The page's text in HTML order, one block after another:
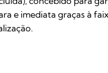
e imediata graças à